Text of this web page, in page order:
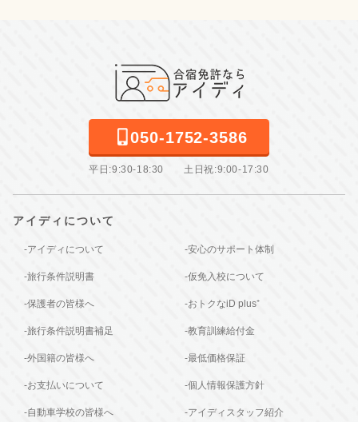
050-1752-3586
平日:9:30-18:30 土日祝:9:00-17:30
アイディについて
-アイディについて -安心のサポート体制
-旅行条件説明書 -仮免入校について
-保護者の皆様へ -おトクなiD plus⁺
-旅行条件説明書補足 -教育訓練給付金
-外国籍の皆様へ -最低価格保証
-お支払いについて -個人情報保護方針
-自動車学校の皆様へ -アイディスタッフ紹介